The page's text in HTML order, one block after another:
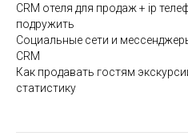
CRM отеля для продаж + ip
подружить
Социальные сети и
CRM
Как продавать гостям
статистику